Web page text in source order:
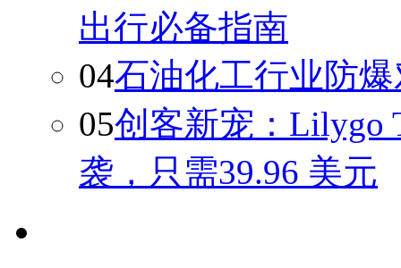
出行必备指南
04石油化工行业防
05创客新宠：Lilygo
袭，只需39.96 美元